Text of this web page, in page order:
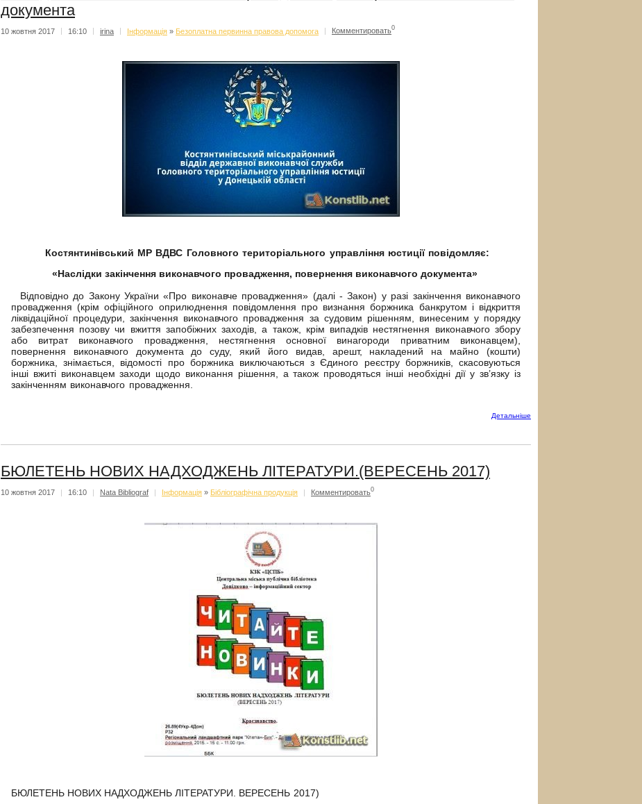
документа
10 жовтня 2017 16:10 irina Iнформацiя » Безоплатна первинна правова допомога Комментировать0
Костянтинівський МР ВДВС Головного територіального управління юстиції повідомляє:
«Наслідки закінчення виконавчого провадження, повернення виконавчого документа»
Відповідно до Закону України «Про виконавче провадження» (далі - Закон) у разі закінчення виконавчого
провадження (крім офіційного оприлюднення повідомлення про визнання боржника банкрутом і відкриття
ліквідаційної процедури, закінчення виконавчого провадження за судовим рішенням, винесеним у порядку
забезпечення позову чи вжиття запобіжних заходів, а також, крім випадків нестягнення виконавчого збору
або витрат виконавчого провадження, нестягнення основної винагороди приватним виконавцем),
повернення виконавчого документа до суду, який його видав, арешт, накладений на майно (кошти)
боржника, знімається, відомості про боржника виключаються з Єдиного реєстру боржників, скасовуються
інші вжиті виконавцем заходи щодо виконання рішення, а також проводяться інші необхідні дії у зв’язку із
закінченням виконавчого провадження.
Детальнiше
БЮЛЕТЕНЬ НОВИХ НАДХОДЖЕНЬ ЛІТЕРАТУРИ.(ВЕРЕСЕНЬ 2017)
10 жовтня 2017 | 16:10 | Nata Bibliograf | Iнформацiя » Бібліографічна продукція | Комментировать0
БЮЛЕТЕНЬ НОВИХ НАДХОДЖЕНЬ ЛІТЕРАТУРИ. ВЕРЕСЕНЬ 2017)